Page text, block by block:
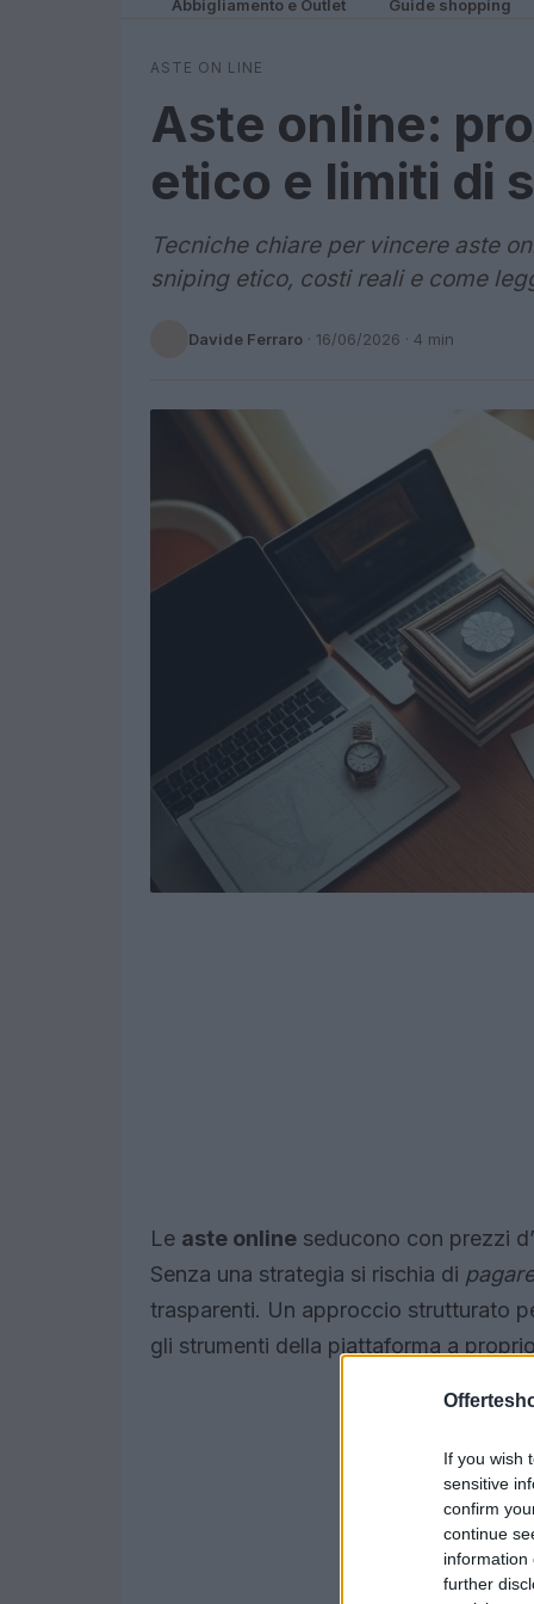
If you wish
sensitive
confirm
continue
information
further
Abbigliamento e Outlet Guide shopping
ASTE ON LINE
Aste online:
etico e limiti di
Tecniche chiare per vincere aste
sniping etico, costi reali e come
Davide Ferraro · 16/06/2026 · 4 min
Le aste online seducono con prezzi
Senza una strategia si rischia di
trasparenti. Un approccio strutturato
gli strumenti della piattaforma a